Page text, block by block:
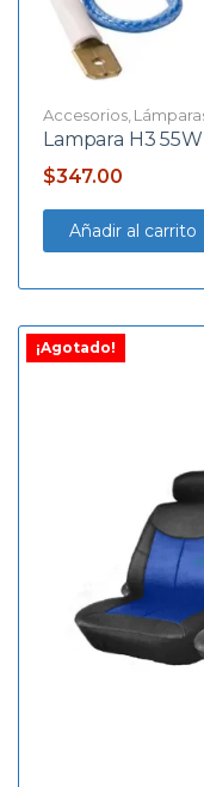
Accesorios,
Lampara H3
El
original
$458.90.
$347.00
actual
Añadir al carrito
¡Agotado!